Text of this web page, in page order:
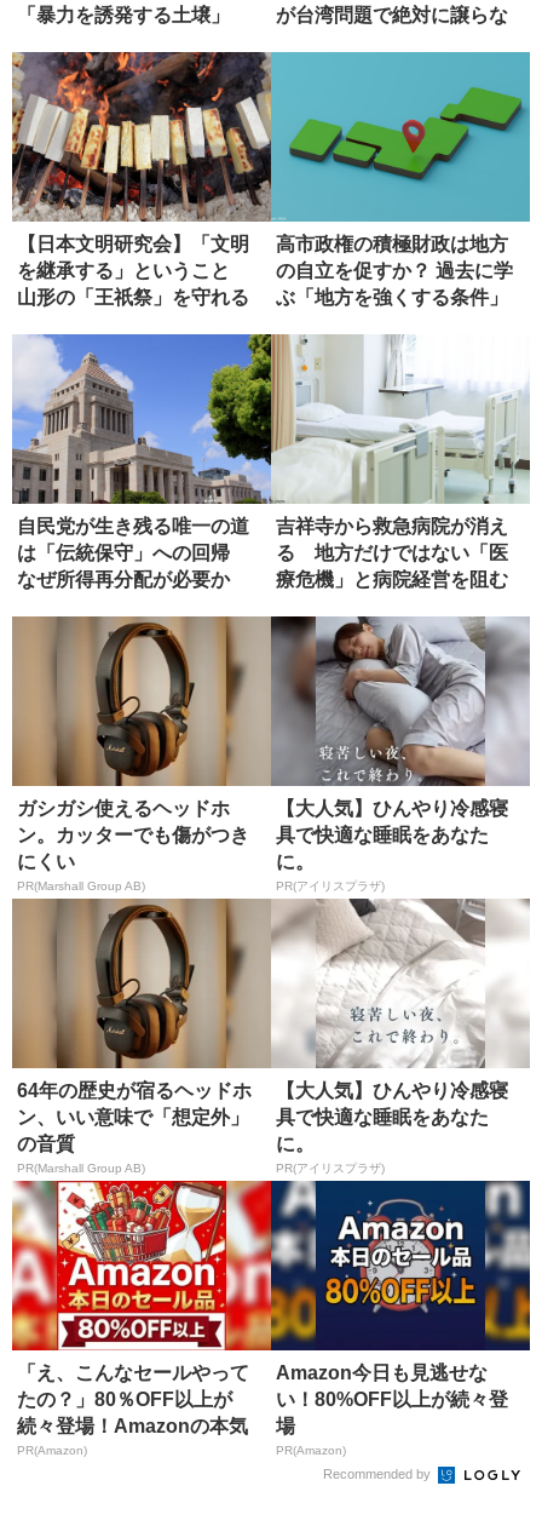
「暴力を誘発する土壌」
が台湾問題で絶対に譲らな
【日本文明研究会】「文明
を継承する」ということ
山形の「王祇祭」を守れる
高市政権の積極財政は地方
の自立を促すか？ 過去に学
ぶ「地方を強くする条件」
自民党が生き残る唯一の道
は「伝統保守」への回帰
なぜ所得再分配が必要か
吉祥寺から救急病院が消え
る 地方だけではない「医
療危機」と病院経営を阻む
ガシガシ使えるヘッドホ
ン。カッターでも傷がつき
にくい
PR(Marshall Group AB)
【大人気】ひんやり冷感寝
具で快適な睡眠をあなた
に。
PR(アイリスプラザ)
64年の歴史が宿るヘッドホ
ン、いい意味で「想定外」
の音質
PR(Marshall Group AB)
【大人気】ひんやり冷感寝
具で快適な睡眠をあなた
に。
PR(アイリスプラザ)
「え、こんなセールやって
たの？」80％OFF以上が
続々登場！Amazonの本気
が...
PR(Amazon)
Amazon今日も見逃せな
い！80%OFF以上が続々登
場
PR(Amazon)
Recommended by